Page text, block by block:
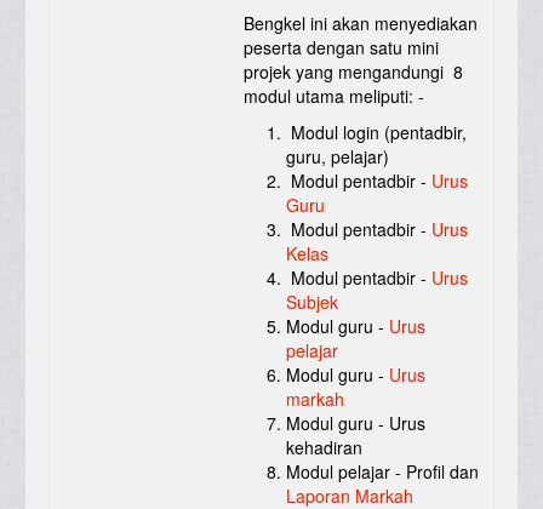
Bengkel ini akan menyediakan
peserta dengan satu mini
projek yang mengandungi 8
modul utama meliputi: -
Modul login (pentadbir,
guru, pelajar)
Modul pentadbir - Urus
Guru
Modul pentadbir - Urus
Kelas
Modul pentadbir - Urus
Subjek
Modul guru - Urus
pelajar
Modul guru - Urus
markah
Modul guru - Urus
kehadiran
Modul pelajar - Profil dan
Laporan Markah